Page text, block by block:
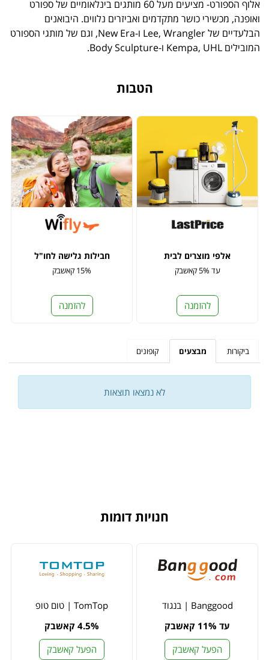
אלוף הספורט- מציעים מעל 60 מותגים בינלאומיים של ספורט
ואופנה, מכשירי כושר מתקדמים ואביזרים נלווים. היבואנים
הבלעדיים של Lee, Wrangler ו-New Era, וגם של מותגי הספורט
המובילים Kempa, UHL ו-Body Sculpture.
הטבות
אלפי מוצרים לבית
עד 5% קאשבק
להזמנה
חבילות גלישה לחו"ל
15% קאשבק
להזמנה
ביקורות מבצעים קופונים
לא נמצאו תוצאות
חנויות דומות
Banggood | בנגוד
עד 11% קאשבק
הפעל קאשבק
TomTop | טום טופ
4.5% קאשבק
הפעל קאשבק